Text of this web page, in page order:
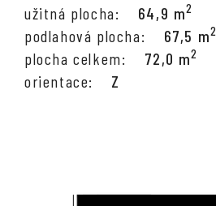
užitná plocha: 64,9 m2
podlahová plocha: 67,5 m2
plocha celkem: 72,0 m2
orientace: Z